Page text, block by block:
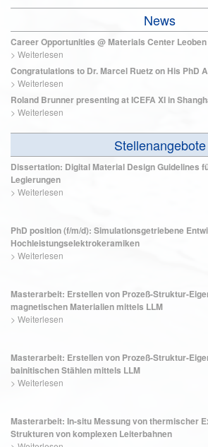
News
Career Opportunities @ Materials Center Leoben
> Weiterlesen
Congratulations to Dr. Marcel Ruetz on His PhD
> Weiterlesen
Roland Brunner presenting at ICEFA XI in
> Weiterlesen
Stellenangebote
Dissertation: Digital Material Design Guidelines
Legierungen
> Weiterlesen
PhD position (f/m/d): Simulationsgetriebene
Hochleistungselektrokeramiken
> Weiterlesen
Masterarbeit: Erstellen von Prozeß-Struktur-
magnetischen Materialien mittels LLM
> Weiterlesen
Masterarbeit: Erstellen von Prozeß-Struktur-
bainitischen Stählen mittels LLM
> Weiterlesen
Masterarbeit: In-situ Messung von thermischer
Strukturen von komplexen Leiterbahnen